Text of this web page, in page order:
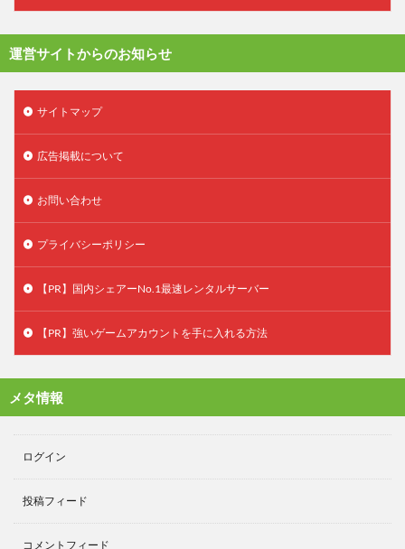
運営サイトからのお知らせ
サイトマップ
広告掲載について
お問い合わせ
プライバシーポリシー
【PR】国内シェアーNo.1最速レンタルサーバー
【PR】強いゲームアカウントを手に入れる方法
メタ情報
ログイン
投稿フィード
コメントフィード